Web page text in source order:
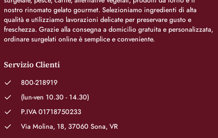
nostro rinomato gelato gourmet. Selezioniamo ingredienti di alta
qualità e utilizziamo lavorazioni delicate per preservare gusto e
freschezza. Grazie alla consegna a domicilio gratuita e personalizzata,
ordinare surgelati online è semplice e conveniente.
Servizio Clienti
800-218919
(lun-ven 10.30 - 14.30)
P.IVA 01718750233
Via Molina, 18, 37060 Sona, VR